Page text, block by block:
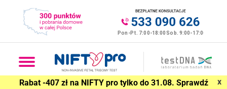
Rabat -407 zł na NIFTY pro tylko do 31.08. Sprawdź
x